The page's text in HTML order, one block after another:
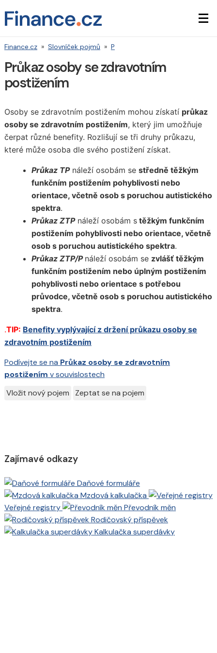
Finance.cz » Slovníček pojmů » P
Průkaz osoby se zdravotním
postižením
Osoby se zdravotním postižením mohou získatí průkaz
osoby se zdravotním postižením, který jim umožňuje
čerpat různé benefity. Rozlišují se tři druhy průkazu,
které může osoba dle svého postižení získat.
Průkaz TPnáleží osobám se středně těžkým
funkčním postižením pohyblivosti nebo
orientace, včetně osob s poruchou autistického
spektra.
Průkaz ZTPnáleží osobám stěžkým funkčním
postižením pohyblivosti nebo orientace, včetně
osob s poruchou autistického spektra.
Průkaz ZTP/P náleží osobám se zvlášť těžkým
funkčním postižením nebo úplným postižením
pohyblivosti nebo orientace s potřebou
průvodce, včetně osob s poruchou autistického
spektra.
.TIP: Benefity vyplývající z držení průkazu osoby se
zdravotním postižením
Podívejte se na Průkaz osoby se zdravotním
postižením v souvislostech
Vložit nový pojem
Zeptat se na pojem
Zajímavé odkazy
Daňové formuláře
Mzdová kalkulačka
Veřejné registry
Převodník měn
Rodičovský příspěvek
Kalkulačka superdávky